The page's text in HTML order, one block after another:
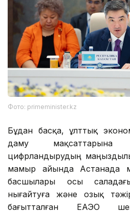
Фото: primeminister.kz
Бұдан басқа, ұлттық
даму мақсаттарына
цифрландырудың
мамыр айында Астанада
басшылары осы
нығайтуға және озық
бағытталған ЕАЭО